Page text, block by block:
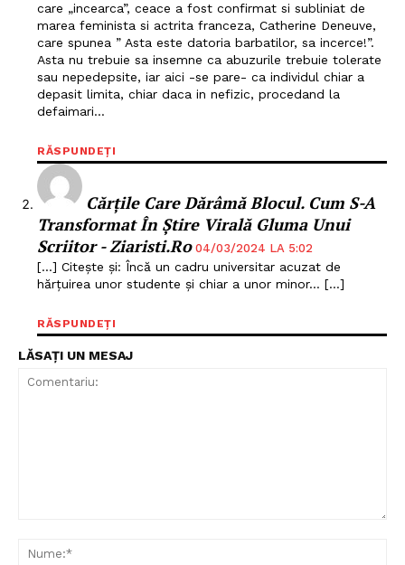
care „incearca”, ceace a fost confirmat si subliniat de
marea feminista si actrita franceza, Catherine Deneuve,
care spunea ” Asta este datoria barbatilor, sa incerce!”.
Asta nu trebuie sa insemne ca abuzurile trebuie tolerate
sau nepedepsite, iar aici -se pare- ca individul chiar a
depasit limita, chiar daca in nefizic, procedand la
defaimari…
RĂSPUNDEȚI
Cărțile Care Dărâmă Blocul. Cum S-A
Transformat În Știre Virală Gluma Unui
Scriitor - Ziaristi.ro 04/03/2024 LA 5:02
[…] Citește și: Încă un cadru universitar acuzat de
hărțuirea unor studente și chiar a unor minor… […]
RĂSPUNDEȚI
LĂSAȚI UN MESAJ